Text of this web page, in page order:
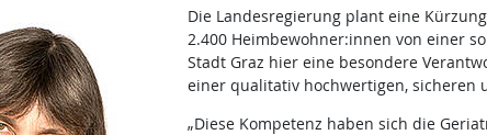
Die Landesregierung plant eine
2.400 Heimbewohner:innen von einer
Stadt Graz hier eine besondere
einer qualitativ hochwertigen, sicheren
„Diese Kompetenz haben sich die